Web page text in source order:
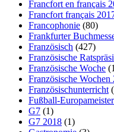
Francfort en français
Francfort français
Francophonie (80)
Frankfurter
Französisch (427)
Französische
Französische Woche
Französische Wochen
Französischunterricht
Fußball-
G7 (1)
G7 2018 (1)